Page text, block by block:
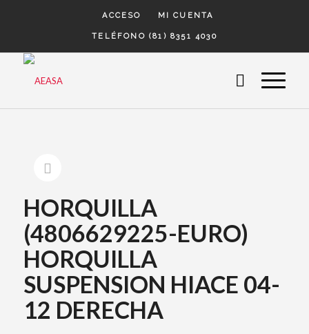
ACCESO MI CUENTA
TELÉFONO (81) 8351 4030
HORQUILLA
(4806629225-EURO)
HORQUILLA
SUSPENSION HIACE 04-
12 DERECHA